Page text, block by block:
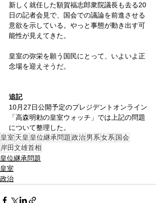
新しく就任した額賀福志郎衆院議長も去る20
日の記者会見で、国会での議論を前進させる
意欲を示している。やっと事態が動き出す可
能性が見えてきた。
皇室の弥栄を願う国民にとって、いよいよ正
念場を迎えそうだ。
追記
10月27日公開予定のプレジデントオンライン
「高森明勅の皇室ウォッチ」では上記の問題
について整理した。
皇室 天皇 皇位継承問題政治男系女系 国会
岸田文雄首相
皇位継承問題
皇室
政治